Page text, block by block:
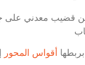
أقواس المحور